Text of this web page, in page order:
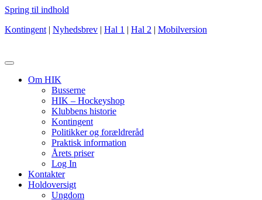
Spring til indhold
Kontingent | Nyhedsbrev | Hal 1 | Hal 2 | Mobilversion
Om HIK
Busserne
HIK – Hockeyshop
Klubbens historie
Kontingent
Politikker og forældreråd
Praktisk information
Årets priser
Log In
Kontakter
Holdoversigt
Ungdom